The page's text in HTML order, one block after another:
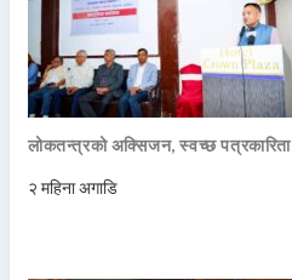
लोकतन्त्रको अक्सिजन, स्वच्छ पत्रकारिता
२ महिना अगाडि